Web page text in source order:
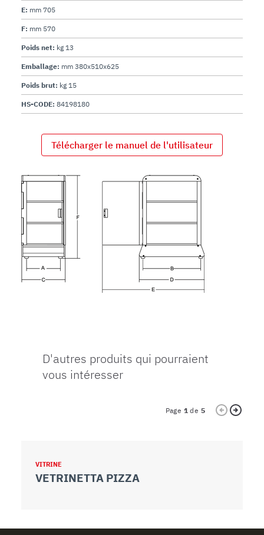
E: mm 705
F: mm 570
Poids net: kg 13
Emballage: mm 380x510x625
Poids brut: kg 15
HS-CODE: 84198180
Télécharger le manuel de l'utilisateur
D'autres produits qui pourraient
vous intéresser
Page 1 de 5
VITRINE
VETRINETTA PIZZA